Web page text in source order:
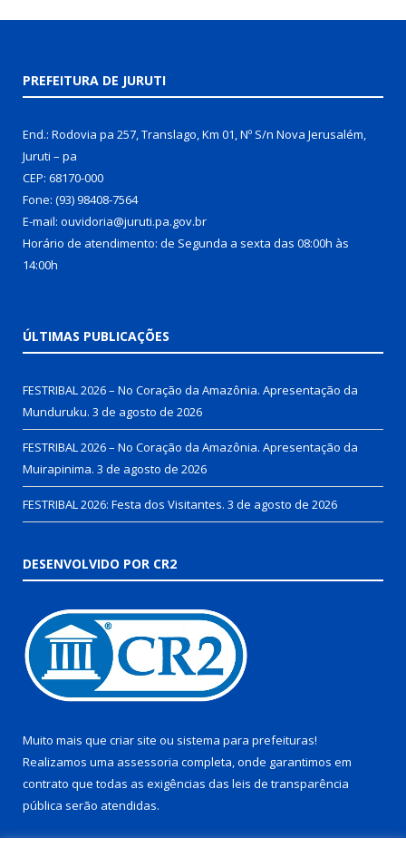
PREFEITURA DE JURUTI
End.: Rodovia pa 257, Translago, Km 01, Nº S/n Nova Jerusalém,
Juruti – pa
CEP: 68170-000
Fone: (93) 98408-7564
E-mail: ouvidoria@juruti.pa.gov.br
Horário de atendimento: de Segunda a sexta das 08:00h às
14:00h
ÚLTIMAS PUBLICAÇÕES
FESTRIBAL 2026 – No Coração da Amazônia. Apresentação da
Munduruku. 3 de agosto de 2026
FESTRIBAL 2026 – No Coração da Amazônia. Apresentação da
Muirapinima. 3 de agosto de 2026
FESTRIBAL 2026: Festa dos Visitantes. 3 de agosto de 2026
DESENVOLVIDO POR CR2
Muito mais que criar site ou sistema para prefeituras!
Realizamos uma assessoria completa, onde garantimos em
contrato que todas as exigências das leis de transparência
pública serão atendidas.